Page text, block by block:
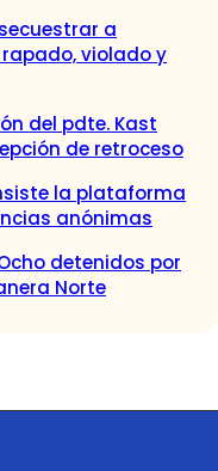
a
violado y
del pdte. Kast
de retroceso
la plataforma
anónimas
detenidos por
Norte